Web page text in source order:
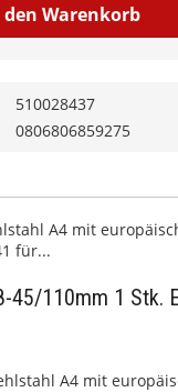
den Warenkorb
510028437
0806806859275
A4 mit
für...
45/110mm 1 Stk.
A4 mit